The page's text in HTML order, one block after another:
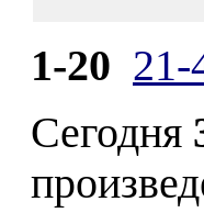
1-20 21-
Сегодня